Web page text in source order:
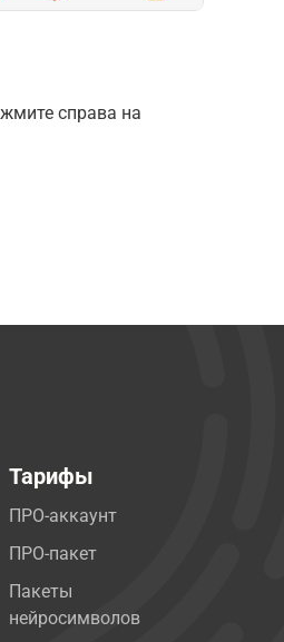
справа на
Тарифы
ПРО-аккаунт
ПРО-пакет
Пакеты
нейросимволов